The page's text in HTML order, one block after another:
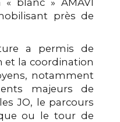
blanc » AMAVI
près de
a permis de
et la coordination
notamment
majeurs de
JO, le parcours
ou le tour de